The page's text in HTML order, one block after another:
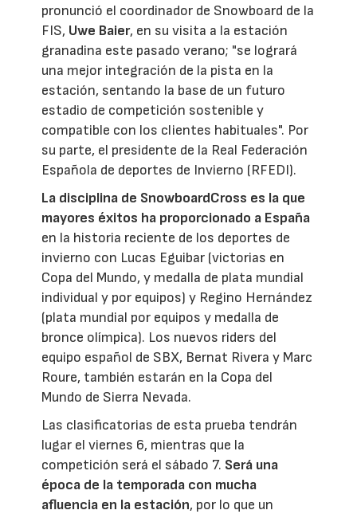
pronunció el coordinador de Snowboard de la
FIS, Uwe Baier, en su visita a la estación
granadina este pasado verano; "se logrará
una mejor integración de la pista en la
estación, sentando la base de un futuro
estadio de competición sostenible y
compatible con los clientes habituales". Por
su parte, el presidente de la Real Federación
Española de deportes de Invierno (RFEDI).
La disciplina de SnowboardCross es la que
mayores éxitos ha proporcionado a España
en la historia reciente de los deportes de
invierno con Lucas Eguibar (victorias en
Copa del Mundo, y medalla de plata mundial
individual y por equipos) y Regino Hernández
(plata mundial por equipos y medalla de
bronce olímpica). Los nuevos riders del
equipo español de SBX, Bernat Rivera y Marc
Roure, también estarán en la Copa del
Mundo de Sierra Nevada.
Las clasificatorias de esta prueba tendrán
lugar el viernes 6, mientras que la
competición será el sábado 7. Será una
época de la temporada con mucha
afluencia en la estación, por lo que un